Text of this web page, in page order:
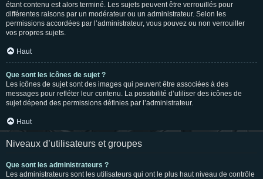
étant contenu est alors terminé. Les sujets peuvent être verrouillés pour
différentes raisons par un modérateur ou un administrateur. Selon les
permissions accordées par l’administrateur, vous pouvez ou non verrouiller
vos propres sujets.
Haut
Que sont les icônes de sujet ?
Les icônes de sujet sont des images qui peuvent être associées à des
messages pour refléter leur contenu. La possibilité d’utiliser des icônes de
sujet dépend des permissions définies par l’administrateur.
Haut
Niveaux d’utilisateurs et groupes
Que sont les administrateurs ?
Les administrateurs sont les utilisateurs qui ont le plus haut niveau de contrôle